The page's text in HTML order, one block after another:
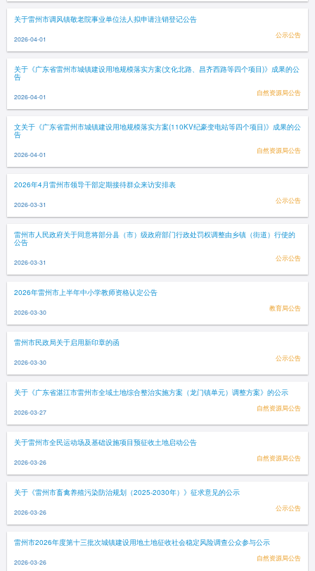
关于雷州市调风镇敬老院事业单位法人拟申请注销登记公告
2026-04-01 公示公告
关于《广东省雷州市城镇建设用地规模落实方案(文化北路、昌齐西路等四个项目)》成果的公
告
2026-04-01 自然资源局公告
文关于《广东省雷州市城镇建设用地规模落实方案(110KV纪豪变电站等四个项目)》成果的公
告
2026-04-01 自然资源局公告
2026年4月雷州市领导干部定期接待群众来访安排表
2026-03-31 公示公告
雷州市人民政府关于同意将部分县（市）级政府部门行政处罚权调整由乡镇（街道）行使的
公告
2026-03-31 公示公告
2026年雷州市上半年中小学教师资格认定公告
2026-03-30 教育局公告
雷州市民政局关于启用新印章的函
2026-03-30 公示公告
关于《广东省湛江市雷州市全域土地综合整治实施方案（龙门镇单元）调整方案》的公示
2026-03-27 自然资源局公告
关于雷州市全民运动场及基础设施项目预征收土地启动公告
2026-03-26 自然资源局公告
关于《雷州市畜禽养殖污染防治规划（2025-2030年）》征求意见的公示
2026-03-26 公示公告
雷州市2026年度第十三批次城镇建设用地土地征收社会稳定风险调查公众参与公示
2026-03-26 自然资源局公告